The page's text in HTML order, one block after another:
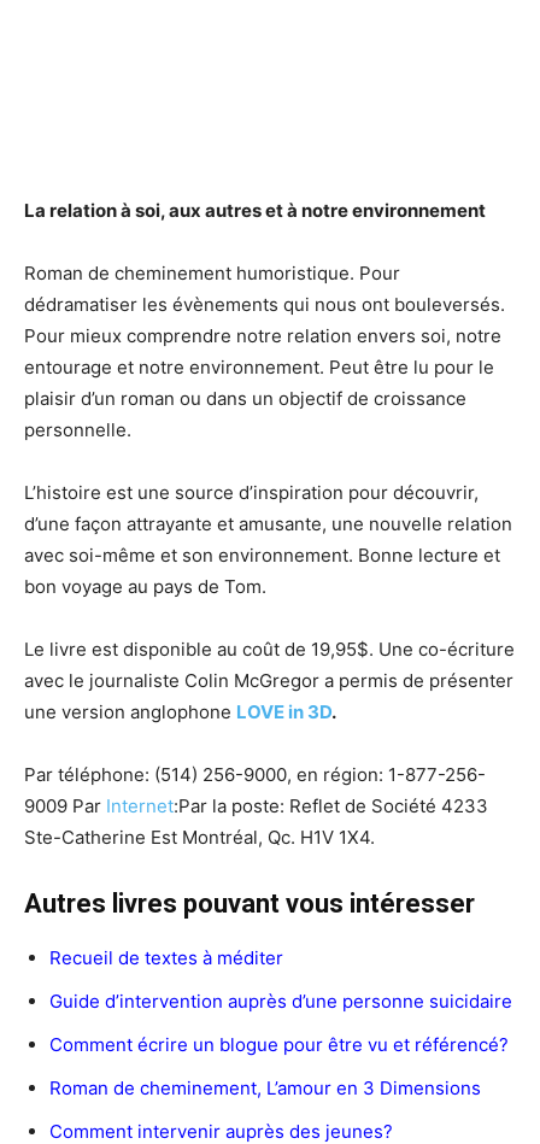
La relation à soi, aux autres et à notre environnement
Roman de cheminement humoristique. Pour
dédramatiser les évènements qui nous ont bouleversés.
Pour mieux comprendre notre relation envers soi, notre
entourage et notre environnement. Peut être lu pour le
plaisir d’un roman ou dans un objectif de croissance
personnelle.
L’histoire est une source d’inspiration pour découvrir,
d’une façon attrayante et amusante, une nouvelle relation
avec soi-même et son environnement. Bonne lecture et
bon voyage au pays de Tom.
Le livre est disponible au coût de 19,95$. Une co-écriture
avec le journaliste Colin McGregor a permis de présenter
une version anglophone LOVE in 3D.
Par téléphone: (514) 256-9000, en région: 1-877-256-
9009 Par Internet:Par la poste: Reflet de Société 4233
Ste-Catherine Est Montréal, Qc. H1V 1X4.
Autres livres pouvant vous intéresser
Recueil de textes à méditer
Guide d’intervention auprès d’une personne suicidaire
Comment écrire un blogue pour être vu et référencé?
Roman de cheminement, L’amour en 3 Dimensions
Comment intervenir auprès des jeunes?